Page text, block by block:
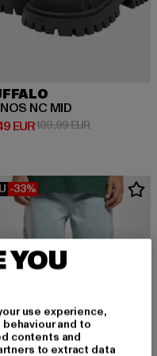
NC MID
EUR Preis: 71,49 EUR
109,99 EURAktionspreis:
-33%
YOU
use experience,
and to
contents and
to extract data